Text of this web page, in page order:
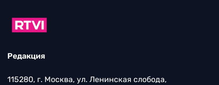
Редакция
115280, г. Москва, ул. Ленинская слобода,